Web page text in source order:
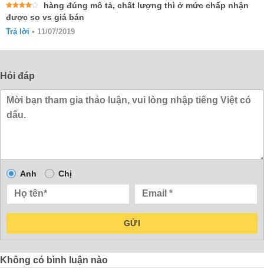
Được
xếp
hạng 4
5 sao
hàng đúng mô tả, chất lượng thì ở mức chấp nhận
được so vs giá bán
Trả lời • 11/07/2019
Hỏi đáp
Anh Chị
GỬI
Không có bình luận nào